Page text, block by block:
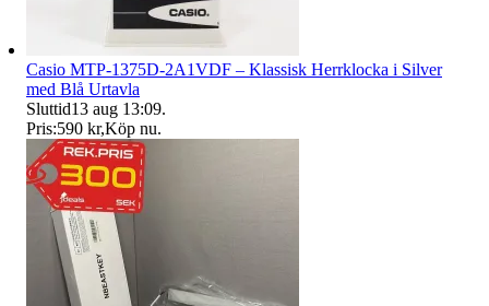
Casio MTP-1375D-2A1VDF – Klassisk Herrklocka i Silver
med Blå Urtavla
Sluttid13 aug 13:09.
Pris:590 kr,Köp nu.